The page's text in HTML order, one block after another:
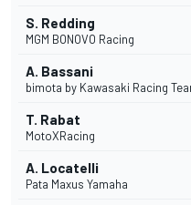
S. Redding
MGM BONOVO Racing
A. Bassani
bimota by Kawasaki Racing
T. Rabat
MotoXRacing
A. Locatelli
Pata Maxus Yamaha